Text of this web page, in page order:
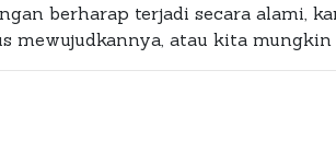
berharap terjadi secara alami,
mewujudkannya, atau kita